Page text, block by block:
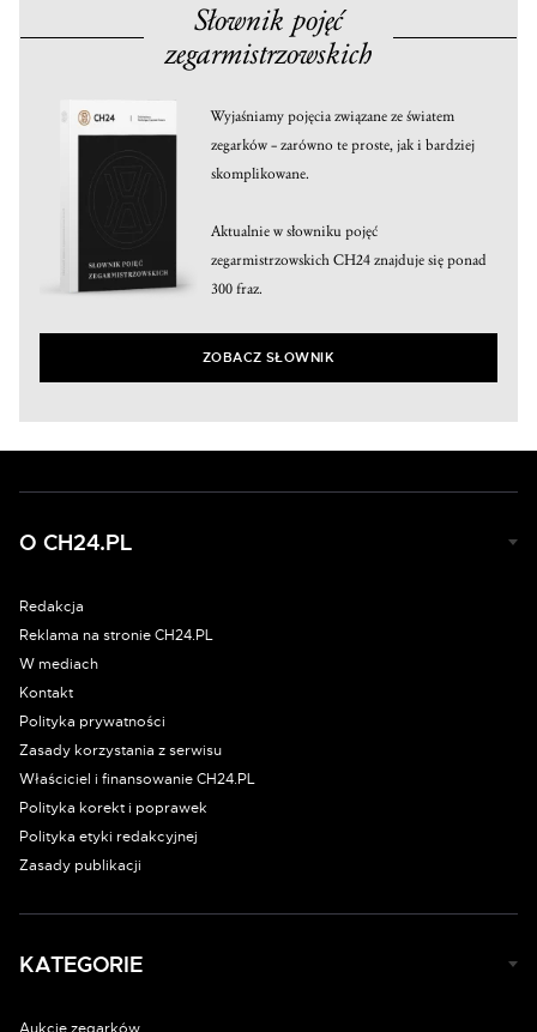
Słownik pojęć
zegarmistrzowskich
Wyjaśniamy pojęcia związane ze światem
zegarków – zarówno te proste, jak i bardziej
skomplikowane.
Aktualnie w słowniku pojęć
zegarmistrzowskich CH24 znajduje się ponad
300 fraz.
ZOBACZ SŁOWNIK
O CH24.PL
Redakcja
Reklama na stronie CH24.PL
W mediach
Kontakt
Polityka prywatności
Zasady korzystania z serwisu
Właściciel i finansowanie CH24.PL
Polityka korekt i poprawek
Polityka etyki redakcyjnej
Zasady publikacji
KATEGORIE
Aukcje zegarków